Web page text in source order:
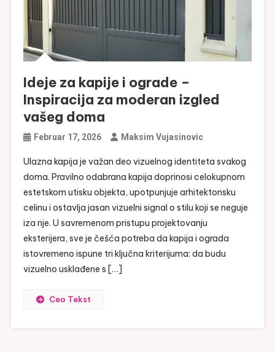
Ideje za kapije i ograde –
Inspiracija za moderan izgled
vašeg doma
Februar 17, 2026 Maksim Vujasinovic
Ulazna kapija je važan deo vizuelnog identiteta svakog
doma. Pravilno odabrana kapija doprinosi celokupnom
estetskom utisku objekta, upotpunjuje arhitektonsku
celinu i ostavlja jasan vizuelni signal o stilu koji se neguje
iza nje. U savremenom pristupu projektovanju
eksterijera, sve je češća potreba da kapija i ograda
istovremeno ispune tri ključna kriterijuma: da budu
vizuelno usklađene s […]
Ceo Tekst